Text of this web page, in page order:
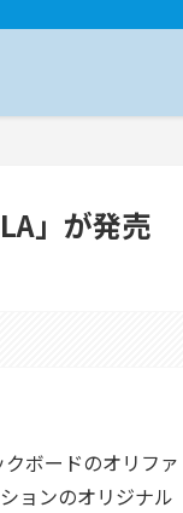
」が発売
ボードのオリファ
ョンのオリジナル